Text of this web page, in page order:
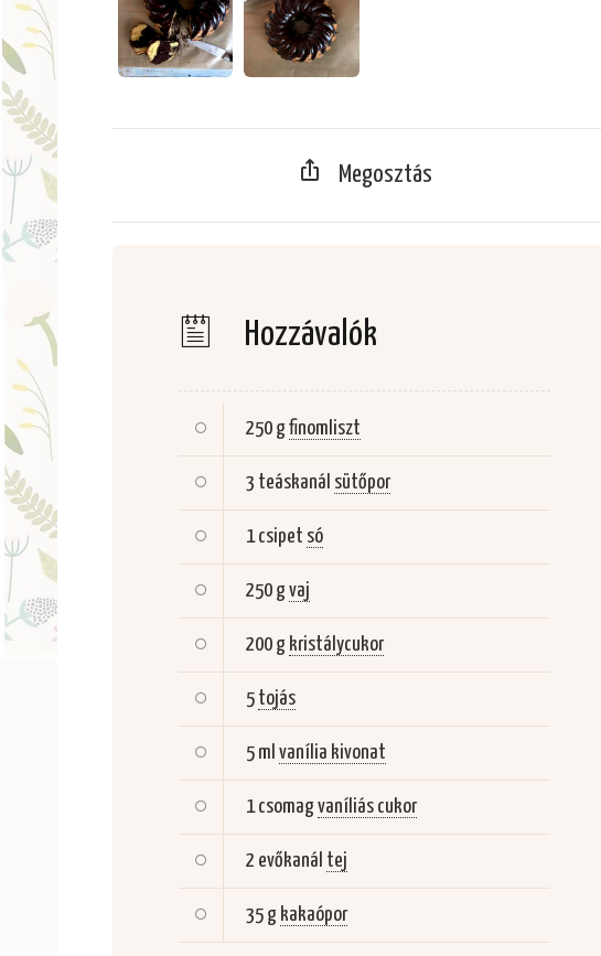
Megosztás
Hozzávalók
250 gfinomliszt
3 teáskanál sütőpor
1 csipet só
250 gvaj
200 g kristálycukor
5 tojás
5 ml vanília kivonat
1 csomagvaníliás cukor
2 evőkanál tej
35 g kakaópor